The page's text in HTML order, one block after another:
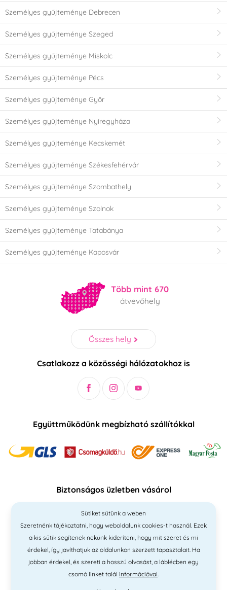
Személyes gyűjteménye Debrecen
Személyes gyűjteménye Szeged
Személyes gyűjteménye Miskolc
Személyes gyűjteménye Pécs
Személyes gyűjteménye Győr
Személyes gyűjteménye Nyíregyháza
Személyes gyűjteménye Kecskemét
Személyes gyűjteménye Székesfehérvár
Személyes gyűjteménye Szombathely
Személyes gyűjteménye Szolnok
Személyes gyűjteménye Tatabánya
Személyes gyűjteménye Kaposvár
Több mint 670
átvevőhely
Összes hely
Csatlakozz a közösségi hálózatokhoz is
Együttműködünk megbízható szállítókkal
Biztonságos üzletben vásárol
Sütiket sütünk a weben
Szeretnénk tájékoztatni, hogy weboldalunk cookies-t használ. Ezek
a kis sütik segítenek nekünk kideríteni, hogy mit szeret és mi
érdekel, így javíthatjuk az oldalunkon szerzett tapasztalait. Ha
jobban érdekel, és szereti a hosszú olvasást, a láblécben egy
csomó linket talál információval.